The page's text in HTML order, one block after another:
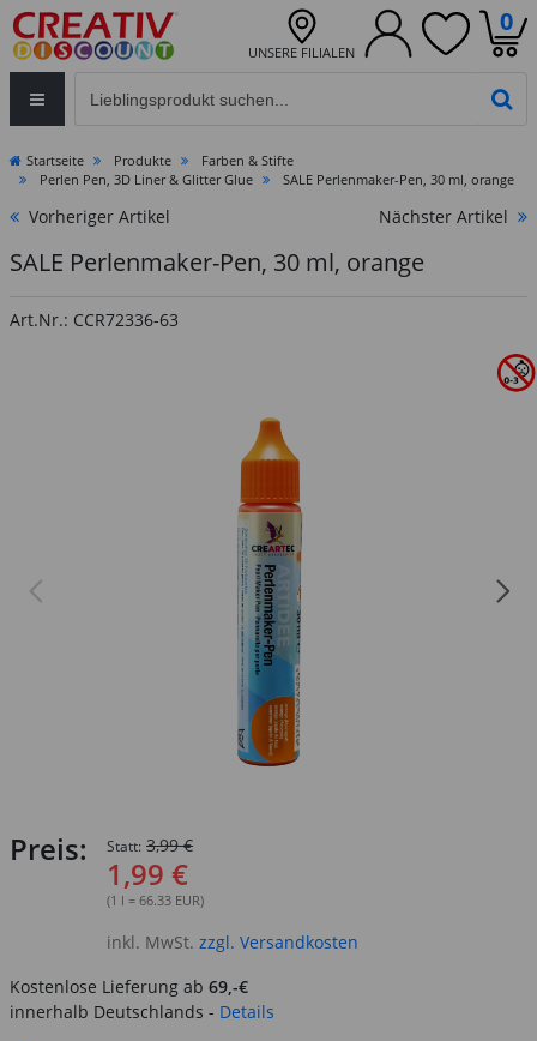
UNSERE FILIALEN
0
Startseite Produkte
Farben & Stifte
Perlen Pen, 3D Liner & Glitter Glue
SALE Perlenmaker-Pen, 30 ml, orange
Vorheriger Artikel Nächster Artikel
SALE Perlenmaker-Pen, 30 ml, orange
Art.Nr.: CCR72336-63
Preis: Statt: 3,99 €
1,99 €
(1 l = 66.33 EUR)
inkl. MwSt. zzgl. Versandkosten
Kostenlose Lieferung ab 69,-€
innerhalb Deutschlands - Details